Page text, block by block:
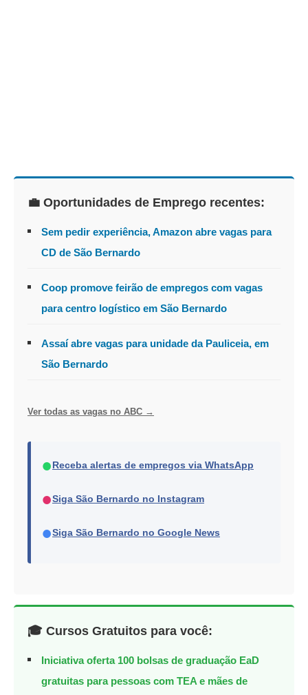
💼 Oportunidades de Emprego recentes:
Sem pedir experiência, Amazon abre vagas para
CD de São Bernardo
Coop promove feirão de empregos com vagas
para centro logístico em São Bernardo
Assaí abre vagas para unidade da Pauliceia, em
São Bernardo
Ver todas as vagas no ABC →
● Receba alertas de empregos via WhatsApp
●Siga São Bernardo no Instagram
●Siga São Bernardo no Google News
🎓 Cursos Gratuitos para você:
Iniciativa oferta 100 bolsas de graduação EaD
gratuitas para pessoas com TEA e mães de